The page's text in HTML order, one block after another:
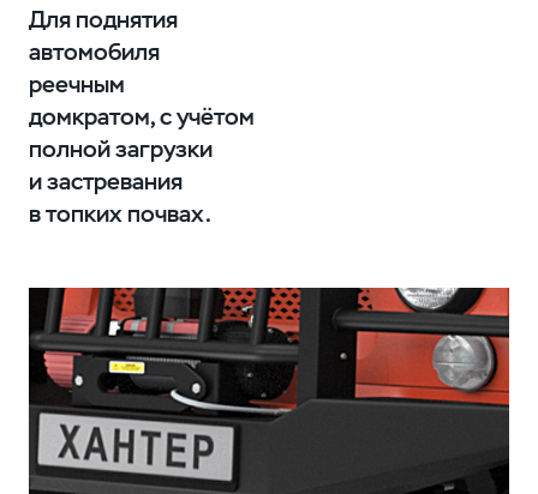
Для поднятия
автомобиля
реечным
домкратом, с учётом
полной загрузки
и застревания
в топких почвах.